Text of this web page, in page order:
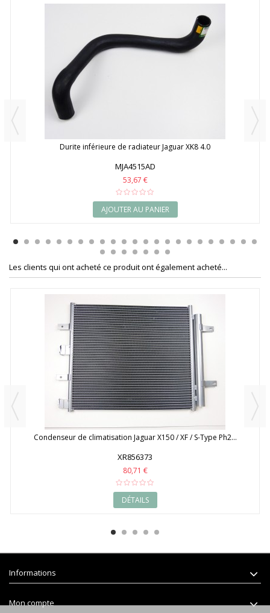
Durite inférieure de radiateur Jaguar XK8 4.0
MJA4515AD
53,67 €
AJOUTER AU PANIER
Les clients qui ont acheté ce produit ont également acheté...
Condenseur de climatisation Jaguar X150 / XF / S-Type Ph2...
XR856373
80,71 €
DÉTAILS
Informations
Mon compte